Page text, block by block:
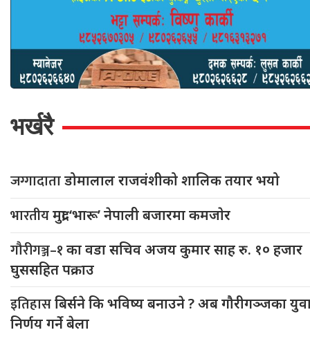
भर्खरै
जग्गादाताडोमालाल राजवंशीको शालिक तयार भयो
भारतीयमुद्रा ‘भारू’ नेपाली बजारमा कमजाेर
गौरीगञ्ज–१का वडा सचिव अजय कुमार साह रु. १० हजार
घुससहित पक्राउ
इतिहासबिर्सने कि भविष्य बनाउने ? अब गौरीगञ्जका
निर्णय गर्ने बेला